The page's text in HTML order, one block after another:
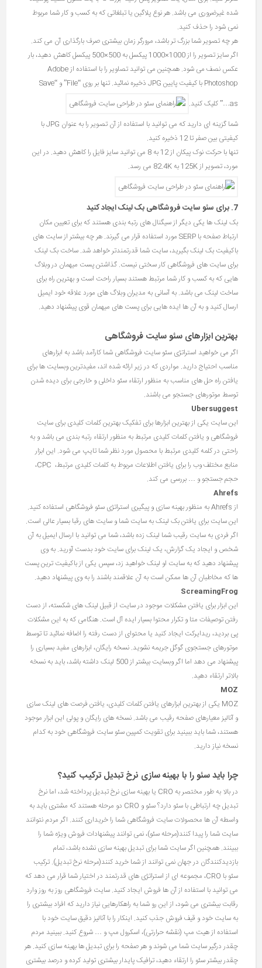
شده غیرضروری می باشد. هر نوع پلاگین یا تبلغاتی که به کسب و کار شما مربوط
نمی شود را حذف کنید.
هر چه تصویر شما بزرگ تر باشد، مرورگر زمان بیشتری صرف بارگذاری آن می کند.
اگر سایز تصویر را از 1000×1000 پیکسل به 500×500 پیکسل کاهش دهید، بار
عکس نصف می شود. همچنین می توانید تصاویر را با استفاده از Adobe
Photoshop با کیفیت پایین JPG ذخیره نمائید. تنها بر روی “File” و “Save
as…” کلیک کنید.
شما گزینه ای دارید که می توانید با استفاده از آن تصویر را به عنوان JPG با
کیفیتی بین صفر تا 12 ذخیره کنید.
تنها با حرکت نوک پیکان از 12 به 8 می توانید سایز فایل را کاهش دهید. در این
مورد، تصویر از 125K به 82.4K می رسد.
7. برای سئو سایت فروشگاهی بک لینک ایجاد کنید
بک لینک ها یکی دیگر از سیگنال های رتبه بندی هستند که برای تعیین مکان
ارتباط صفحه با SERP مورد استفاده قرار می گیرند. هر چه بیشتر از سایت های
باکیفیت بک لینک بگیرید، سایت شما قدرتمندتر خواهد شد. ساخت بک لینک
برای سایت های فروشگاهی کار سختی نیست. گذاشتن پست میهمان در وبلاگ
هایی که به کسب و کار شما مرتبط هستند بسیار راحت است و بهترین راه برای
ساخت لینک می باشد. به آسانی به مدیران وبلاگ های مورد علاقه خود ایمیل
ارسال کنید و به آن ها ایده هایی برای پست های میهمان قوی پیشنهاد دهید.
بهترین ابزارهای سئو سایت فروشگاهی
اگر می خواهید استراتژی سئو سایت فروشگاهی شما کارآمد باشد به ابزارهای
مناسب احتیاج دارید. مواردی که در زیر ارائه شده اند، مفیدترین وبسایت ها برای
یافتن راه حل های مناسب به منظور ارتقاء سئو داخلی و خارجی برای دیده شدن
توسط موتورهای جستجو می باشند.
Ubersuggest
این سایت یکی از بهترین ابزارها برای تفکیک بهترین کلمات کلیدی برای سایت
فروشگاهی و یافتن کلمات کلیدی مرتبط به منظور ارتقاء رتبه بندی می باشد و به
راحتی در کلمه کلیدی مرتبط با محصول مورد نظر شما تایپ می شود. این ابزار
منابع مختلف وب را برای یافتن اطلاعات مربوط به کلمات کلیدی مرتبط، CPC،
حجم جستجو و … بررسی می کند.
Ahrefs
از Ahrefs به منظور بهینه سازی و پیگیری استراتژی سئو فروشگاهی استفاده کنید.
این سایت برای یافتن بک لینک به سایت شما و سایت های رقبا بسیار عالی است.
اگر فردی به سایت رقیب شما لینک زده باشد، شما می توانید با ارسال ایمیل به آن
شخص و ایجاد یک گزارش، یک لینک برای سایت خود بدست آورید. به وی
پیشنهاد دهید که به سایت او لینک خواهید زد، سپس یکی از باکیفیت ترین پست
ها که مخاطبان آن ها ممکن است به آن علاقمند باشند را به وی پیشنهاد دهید.
ScreamingFrog
این ابزار برای یافتن مشکلات موجود در سایت از قبیل لینک های شکسته، از دست
رفتن توصیفات متا و تکرار محتوا بسیار ایده آل است. هنگامی که به این مشکلات
پی بردید، ریدایرکت ایجاد کنید یا محتوای از دست رفته را اضافه نمائید تا توسط
موتورهای جستجوی گوگل جریمه نشوید. نسخه رایگان، ابزارهای مفید بسیاری را
پیشنهاد می دهد اما اگر وبسایت بیشتر از 500 لینک داشته باشد، باید به نسخه
بالاتر ارتقاء دهید.
MOZ
MOZ یکی از بهترین ابزارهای یافتن کلمات کلیدی، یافتن فرصت های لینک سازی
و آنالیز معیارهای صفحه رقیب می باشد. نسخه های رایگان و پولی این ابزار موجود
هستند، شما باید ببینید برای تقویت کمپین سئو سایت فروشگاهی خود به کدام
نسخه نیاز دارید.
چرا باید سئو را با بهینه سازی نرخ تبدیل ترکیب کنید؟
در بالا به طور مختصر به CRO یا بهینه سازی نرخ تبدیل پرداخته شد، اما نرخ
تبدیل چه ارتباطی با سئو دارد؟ سئو و CRO دو مرحله هستند که مشتری باید به
واسطه آن ها محصولات سایت فروشگاهی شما را خریداری کنند. اگر مردم نتوانند
سایت شما را پیدا کنند(مرحله سئو)، نمی توانند پیشنهادات فروش ویژه شما را
ببینند. همچنین اگر سایت شما برای تبدیل بهینه سازی نشده باشد، تمام
بازدیدکنندگان در جهان نمی توانند از شما خرید کنند(مرحله نرخ تبدیل). ترکیب
سئو با CRO، مجموعه ای از استراتژی های قدرتمند در اختیار شما قرار می دهد که
می توانید با استفاده از آن ها فروش ایجاد کنید. سایت فروشگاهی روز به روز وارد
رقابت بیشتری می شود، از این رو شما به راهکارهایی نیاز دارید که افراد بیشتری را
به سایت خود و قیف فروش جذب کنید. اینکار را با آنالیز دقیق سایت خود با
استفاده از هیت مپ (نقشه حرارتی)، اسکرول مپ و … شروع کنید. ببینید مردم
چقدر درگیر سایت شما می شوند و هر صفحه را برای تبدیل ها بهینه سازی کنید. هر
چقدر بیشتر سئو را ارتقاء دهید، ترافیک پایدار بیشتری تولید کرده و درصد بیشتری